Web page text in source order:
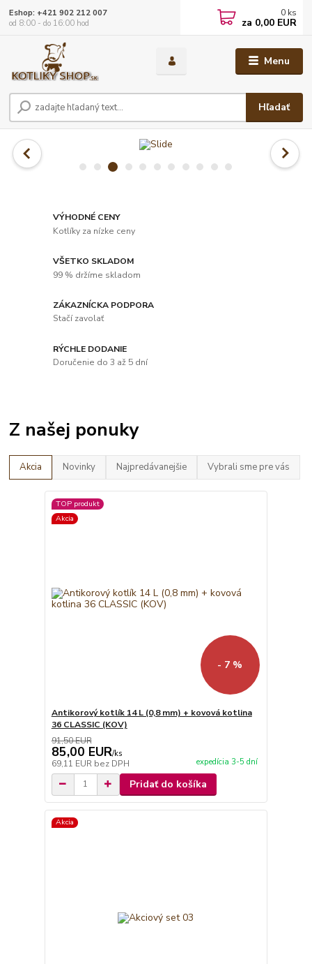
Menu
Hľadať
Eshop: +421 902 212 007
od 8:00 - do 16:00 hod
0 ks
za 0,00 EUR
VÝHODNÉ CENY
Kotlíky za nízke ceny
VŠETKO SKLADOM
99 % držíme skladom
ZÁKAZNÍCKA PODPORA
Stačí zavolať
RÝCHLE DODANIE
Doručenie do 3 až 5 dní
Z našej ponuky
Akcia Novinky Najpredávanejšie Vybrali sme pre vás
TOP produkt
Akcia
- 7 %
Antikorový kotlík 14 L (0,8 mm) + kovová kotlina
36 CLASSIC (KOV)
91,50 EUR
85,00 EUR/ks
69,11 EUR bez DPH expedícia 3-5 dní
Pridať do košíka
Akcia